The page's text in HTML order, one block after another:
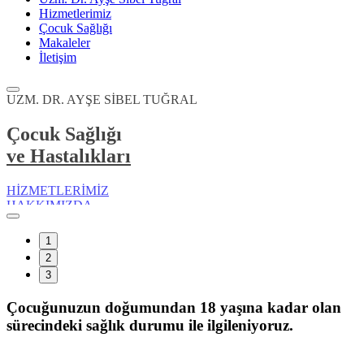
Hizmetlerimiz
Çocuk Sağlığı
Makaleler
İletişim
UZM. DR. AYŞE SİBEL TUĞRAL
Çocuk Sağlığı
ve Hastalıkları
HİZMETLERİMİZ
HAKKIMIZDA
1
3
Çocuğunuzun doğumundan 18 yaşına kadar olan
sürecindeki sağlık durumu ile ilgileniyoruz.
Çocuk Sağlığı
Bebek, çocuk ve adölesanlar için koruyucu ve tıbbi bakım hizmetleri